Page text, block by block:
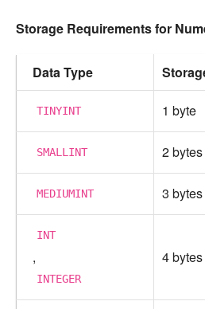
Storage Requirements for
Data Type
TINYINT 1 byte
SMALLINT 2 bytes
MEDIUMINT 3 bytes
INT
,
INTEGER
4 bytes